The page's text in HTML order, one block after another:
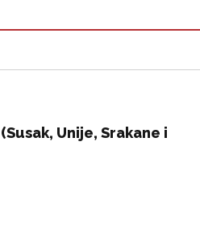
Unije, Srakane i